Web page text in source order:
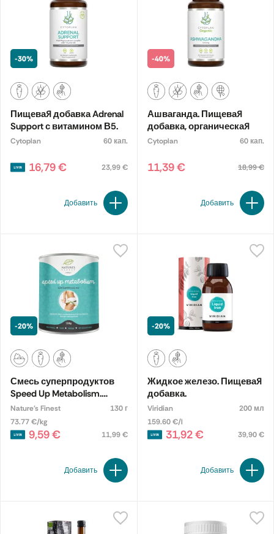
-30%
Пищевая добавка Adrenal
Support с витамином В5.
Cytoplan 60 кап.
16,79 € 23,99 €
Добавить
-40%
Ашваганда. Пищевая
добавка, органическая
Cytoplan 60 кап.
11,39 € 18,99 €
Добавить
-20%
Смесь суперпродуктов
Speed Up Metabolism.
Пищевая добавка
Nature's Finest
130 г
73.77 €/kg
9,59 € 11,99 €
Добавить
-20%
Жидкое железо. Пищевая
добавка.
Viridian
200 мл
159.60 €/l
31,92 € 39,90 €
Добавить